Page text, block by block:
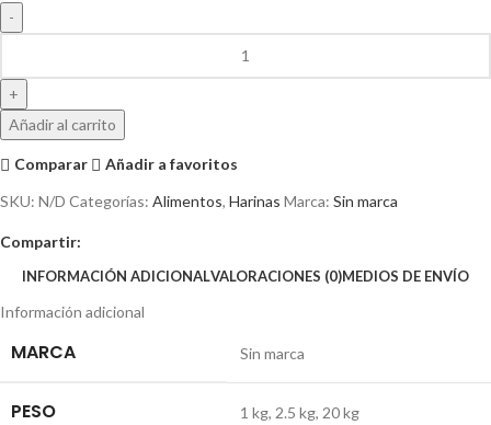
Añadir al carrito
Comparar
Añadir a favoritos
SKU: N/D Categorías: Alimentos, Harinas Marca: Sin marca
Compartir:
INFORMACIÓN ADICIONALVALORACIONES (0)MEDIOS DE ENVÍO
Información adicional
MARCA Sin marca
PESO 1 kg, 2.5 kg, 20 kg